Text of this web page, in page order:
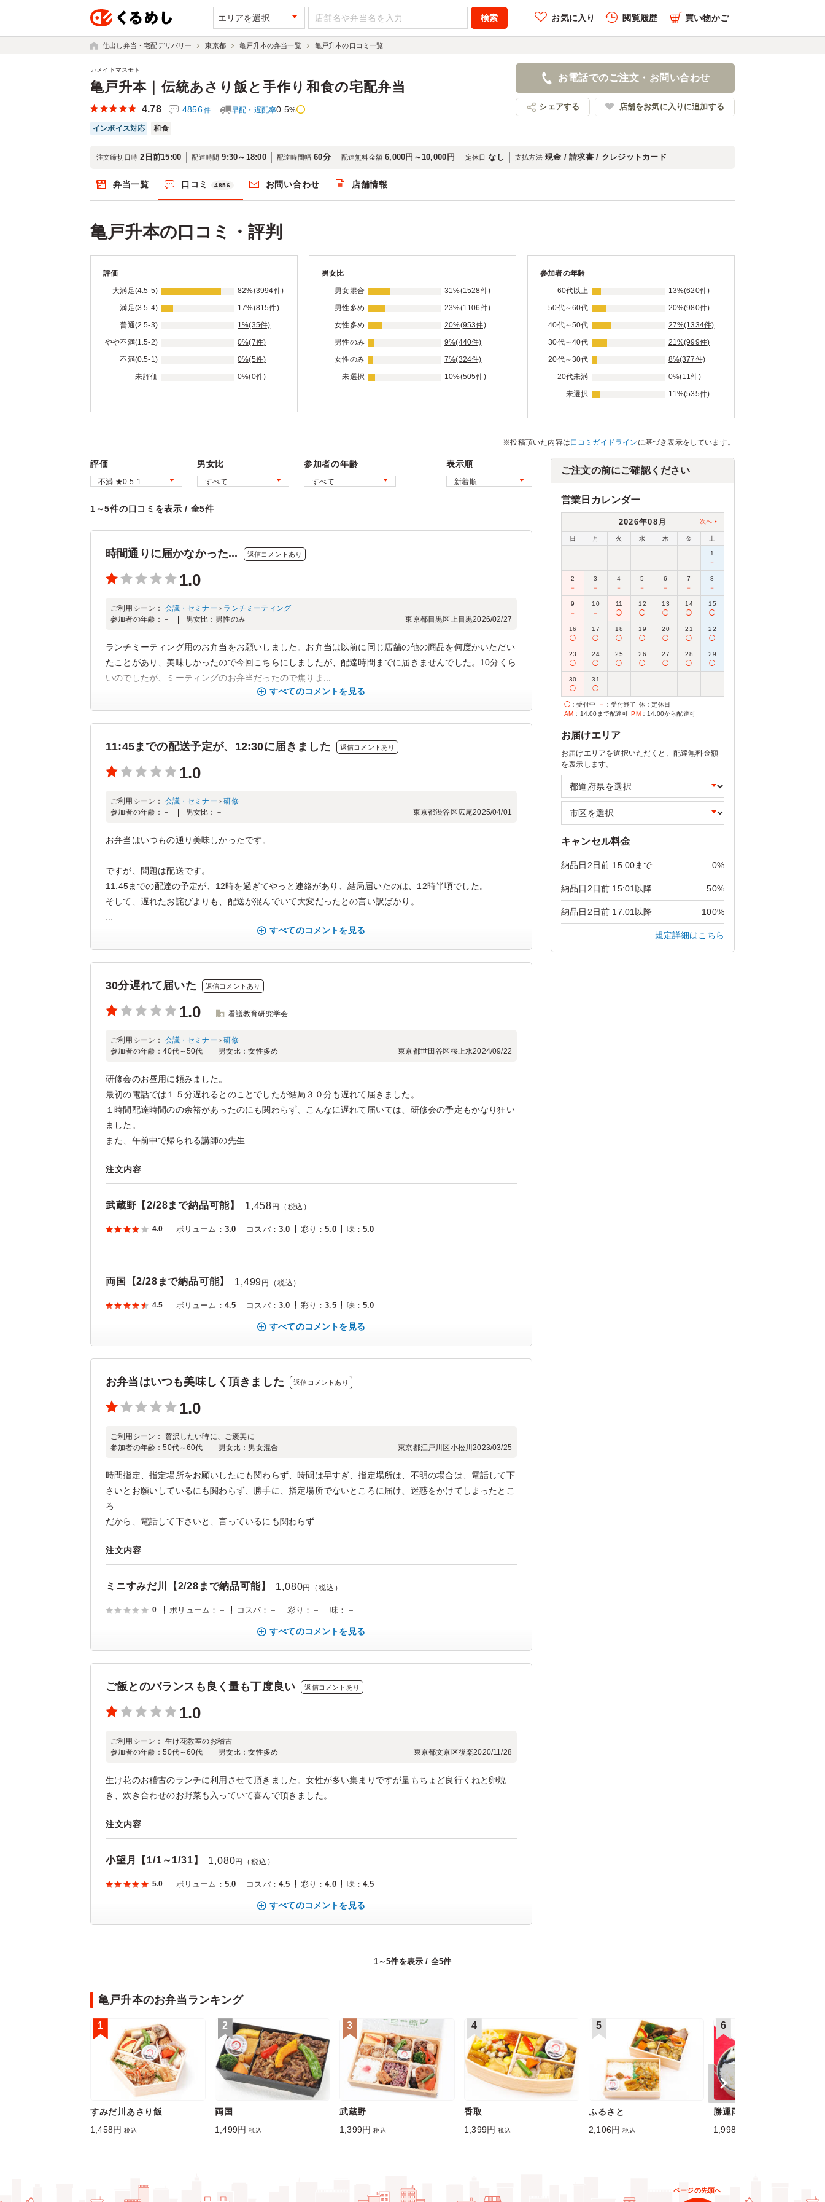
エリアを選択 お気に入り 閲覧履歴 買い物かご
仕出し弁当・宅配デリバリー 東京都 亀戸升本の弁当一覧 亀戸升本の口コミ一覧
亀戸升本｜伝統あさり飯と手作り和食の宅配弁当
カメイドマスモト
4.78 4856件 早配・遅配率0.5%
インボイス対応 和食
お電話でのご注文・お問い合わせ
シェアする 店舗をお気に入りに追加する
注文締切日時 2日前15:00 配達時間 9:30～18:00 配達時間幅 60分 配達無料金額 6,000円～10,000円 定休日 なし 支払方法 現金 / 請求書 / クレジットカード
弁当一覧 口コミ 4856 お問い合わせ 店舗情報
亀戸升本の口コミ・評判
評価
大満足(4.5-5)
82%(3994件)
満足(3.5-4)
17%(815件)
普通(2.5-3)
1%(35件)
やや不満(1.5-2)
0%(7件)
不満(0.5-1)
0%(5件)
未評価
0%(0件)
男女比
男女混合
31%(1528件)
男性多め
23%(1106件)
女性多め
20%(953件)
男性のみ
9%(440件)
女性のみ
7%(324件)
未選択
10%(505件)
参加者の年齢
60代以上
13%(620件)
50代～60代
20%(980件)
40代～50代
27%(1334件)
30代～40代
21%(999件)
20代～30代
8%(377件)
20代未満
0%(11件)
未選択
11%(535件)
※投稿頂いた内容は口コミガイドライン に基づき表示をしています。
評価 男女比 参加者の年齢 表示順
1～5件の口コミを表示 / 全5件
時間通りに届かなかった... 返信コメントあり
1.0
ご利用シーン： 会議・セミナー › ランチミーティング
参加者の年齢： － 男女比： 男性のみ 東京都目黒区上目黒2026/02/27
ランチミーティング用のお弁当をお願いしました。お弁当は以前に同じ店舗の他の商品を何度かいただい
たことがあり、美味しかったので今回こちらにしましたが、配達時間までに届きませんでした。10分くら
いのでしたが、ミーティングのお弁当だったので焦りま...
すべてのコメントを見る
11:45までの配送予定が、12:30に届きました 返信コメントあり
1.0
ご利用シーン： 会議・セミナー ›研修
参加者の年齢： － 男女比： － 東京都渋谷区広尾2025/04/01
お弁当はいつもの通り美味しかったです。
ですが、問題は配送です。
11:45までの配達の予定が、12時を過ぎてやっと連絡があり、結局届いたのは、12時半頃でした。
そして、遅れたお詫びよりも、配送が混んでいて大変だったとの言い訳ばかり。
すべてのコメントを見る
30分遅れて届いた 返信コメントあり
1.0 看護教育研究学会
ご利用シーン： 会議・セミナー ›研修
参加者の年齢：40代～50代 男女比：女性多め 東京都世田谷区桜上水2024/09/22
研修会のお昼用に頼みました。
最初の電話では１５分遅れるとのことでしたが結局３０分も遅れて届きました。
１時間配達時間のの余裕があったのにも関わらず、こんなに遅れて届いては、研修会の予定もかなり狂い
ました。
また、午前中で帰られる講師の先生...
注文内容
武蔵野【2/28まで納品可能】 1,458 円（税込）
4.0 ボリューム ： 3.0 コスパ： 3.0 彩り ：5.0 味：5.0
両国【2/28まで納品可能】 1,499 円（税込）
4.5 ボリューム ： 4.5 コスパ： 3.0 彩り ：3.5 味：5.0
すべてのコメントを見る
お弁当はいつも美味しく頂きました 返信コメントあり
1.0
ご利用シーン： 贅沢したい時に、ご褒美に
参加者の年齢：50代～60代 男女比： 男女混合 東京都江戸川区小松川2023/03/25
時間指定、指定場所をお願いしたにも関わらず、時間は早すぎ、指定場所は、不明の場合は、電話して下
さいとお願いしているにも関わらず、勝手に、指定場所でないところに届け、迷惑をかけてしまったとこ
ろ
だから、電話して下さいと、言っているにも関わらず...
注文内容
ミニすみだ川【2/28まで納品可能】 1,080円（税込）
0 ボリューム ： － コスパ ： － 彩り ： － 味 ： －
すべてのコメントを見る
ご飯とのバランスも良く量も丁度良い 返信コメントあり
1.0
ご利用シーン： 生け花教室のお稽古
参加者の年齢：50代～60代 男女比：女性多め 東京都文京区後楽2020/11/28
生け花のお稽古のランチに利用させて頂きました。女性が多い集まりですが量もちょど良行くねと卵焼
き、炊き合わせのお野菜も入っていて喜んで頂きました。
注文内容
小望月【1/1～1/31】 1,080円（税込）
5.0 ボリューム ： 5.0 コスパ： 4.5 彩り ：4.0 味：4.5
すべてのコメントを見る
ご注文の前にご確認ください
営業日カレンダー
2026年08月 次へ
日 月 火 水 木 金 土
1
－
2
－
3
－
4
－
5
－
6
－
7
－
8
－
9
－
10
－
11
◯
12
◯
13
◯
14
◯
15
◯
16
◯
17
◯
18
◯
19
◯
20
◯
21
◯
22
◯
23
◯
24
◯
25
◯
26
◯
27
◯
28
◯
29
◯
30
◯
31
◯
◯ ：受付中 － ：受付終了 休 ：定休日
AM ：14:00まで配達可 PM：14:00から配達可
お届けエリア
お届けエリアを選択いただくと、配達無料金額
を表示します。
キャンセル料金
納品日2日前 15:00まで 0%
納品日2日前 15:01以降 50%
納品日2日前 17:01以降 100%
規定詳細はこちら
1～5件を表示 / 全5件
亀戸升本のお弁当ランキング
すみだ川あさり飯
1
1,458円税込
両国
2
1,499円税込
武蔵野
3
1,399円税込
香取
4
1,399円税込
ふるさと
5
2,106円税込
勝運両国
6
1,998円
ページの先頭へ